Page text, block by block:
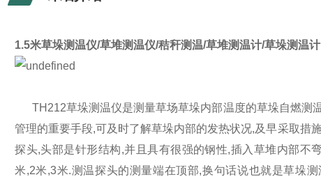
1.5米草垛测温仪/草堆测温仪/秸秆测温/草堆测温计/草垛测温计
TH212草垛测温仪是测量草场草垛内部温度的草垛自燃测
管理的重要手段,可及时了解草垛内部的发热状况,及早采取措
探头,头部是针形结构,并且具有很强的钢性,插入草堆内部不
米,2米,3米.测温探头的测量端在顶部,换句话说也就是草垛